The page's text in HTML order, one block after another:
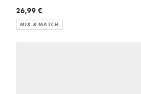
26,99 €
MIX & MATCH